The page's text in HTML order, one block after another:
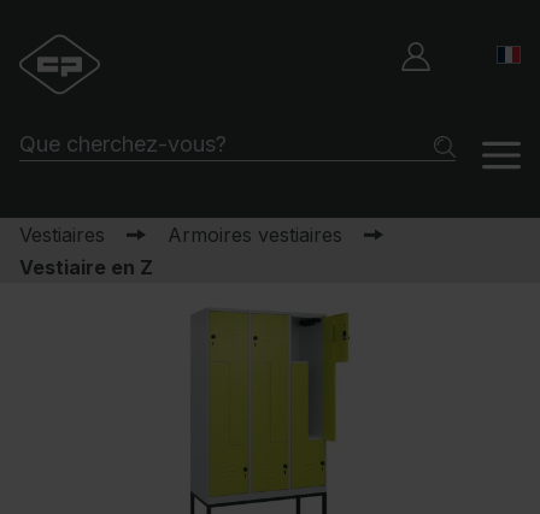
Vestiaires
Armoires vestiaires
Vestiaire en Z